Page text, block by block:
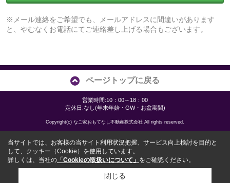
※メール連絡をご希望でも、メールアドレスに間違いがあります
と、やむなくお電話にてご連絡差し上げる場合もございます。
ページトップに戻る
営業時間:10：00～18：00
定休日:なし(年末年始・GW・お盆期間)
Copyright(c) なご家おもてなし不動産株式会社 All rights reserved.
当サイトでは、お客様の当サイト利用状況把握、サービス向上検討を目的と
して、クッキー（Cookie）を使用しています。
詳しくは、当社の 「Cookieの取扱いについて」 をご確認ください。
閉じる